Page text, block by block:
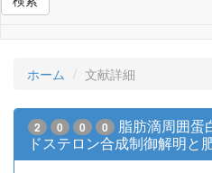
ホーム 文献詳細
2 0 0 0
脂肪滴周囲蛋
ドステロン合成制御解明と